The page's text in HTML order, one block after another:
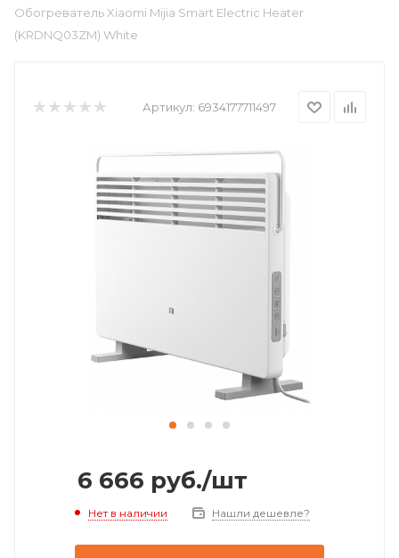
Обогреватель Xiaomi Mijia Smart Electric Heater
(KRDNQ03ZM) White
Артикул: 6934177711497
6 666 руб./шт
Нет в наличии Нашли дешевле?